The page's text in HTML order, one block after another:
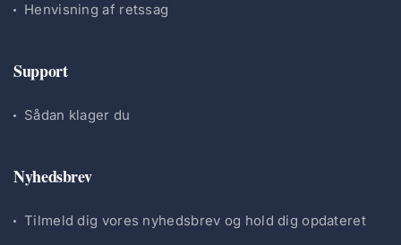
Henvisning af retssag
Support
Sådan klager du
Nyhedsbrev
Tilmeld dig vores nyhedsbrev og hold dig opdateret